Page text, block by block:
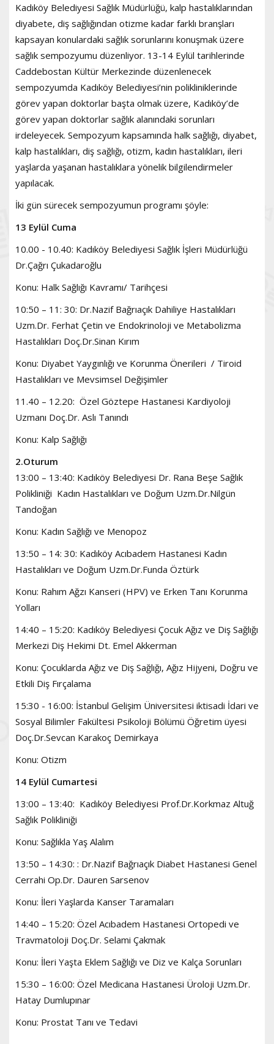
Kadıköy Belediyesi Sağlık Müdürlüğü, kalp hastalıklarından
diyabete, diş sağlığından otizme kadar farklı branşları
kapsayan konulardaki sağlık sorunlarını konuşmak üzere
sağlık sempozyumu düzenliyor. 13-14 Eylül tarihlerinde
Caddebostan Kültür Merkezinde düzenlenecek
sempozyumda Kadıköy Belediyesi’nin polikliniklerinde
görev yapan doktorlar başta olmak üzere, Kadıköy’de
görev yapan doktorlar sağlık alanındaki sorunları
irdeleyecek. Sempozyum kapsamında halk sağlığı, diyabet,
kalp hastalıkları, diş sağlığı, otizm, kadın hastalıkları, ileri
yaşlarda yaşanan hastalıklara yönelik bilgilendirmeler
yapılacak.
İki gün sürecek sempozyumun programı şöyle:
13 Eylül Cuma
10.00 - 10.40: Kadıköy Belediyesi Sağlık İşleri Müdürlüğü
Dr.Çağrı Çukadaroğlu
Konu: Halk Sağlığı Kavramı/ Tarihçesi
10:50 – 11: 30: Dr.Nazif Bağrıaçık Dahiliye Hastalıkları
Uzm.Dr. Ferhat Çetin ve Endokrinoloji ve Metabolizma
Hastalıkları Doç.Dr.Sinan Kırım
Konu: Diyabet Yaygınlığı ve Korunma Önerileri / Tiroid
Hastalıkları ve Mevsimsel Değişimler
11.40 – 12.20: Özel Göztepe Hastanesi Kardiyoloji
Uzmanı Doç.Dr. Aslı Tanındı
Konu: Kalp Sağlığı
2.Oturum
13:00 – 13:40: Kadıköy Belediyesi Dr. Rana Beşe Sağlık
Polikliniği Kadın Hastalıkları ve Doğum Uzm.Dr.Nilgün
Tandoğan
Konu: Kadın Sağlığı ve Menopoz
13:50 – 14: 30: Kadıköy Acıbadem Hastanesi Kadın
Hastalıkları ve Doğum Uzm.Dr.Funda Öztürk
Konu: Rahım Ağzı Kanseri (HPV) ve Erken Tanı Korunma
Yolları
14:40 – 15:20: Kadıköy Belediyesi Çocuk Ağız ve Diş Sağlığı
Merkezi Diş Hekimi Dt. Emel Akkerman
Konu: Çocuklarda Ağız ve Diş Sağlığı, Ağız Hijyeni, Doğru ve
Etkili Diş Fırçalama
15:30 - 16:00: İstanbul Gelişim Üniversitesi iktisadi İdari ve
Sosyal Bilimler Fakültesi Psikoloji Bölümü Öğretim üyesi
Doç.Dr.Sevcan Karakoç Demirkaya
Konu: Otizm
14 Eylül Cumartesi
13:00 – 13:40: Kadıköy Belediyesi Prof.Dr.Korkmaz Altuğ
Sağlık Polikliniği
Konu: Sağlıkla Yaş Alalım
13:50 – 14:30: : Dr.Nazif Bağrıaçık Diabet Hastanesi Genel
Cerrahi Op.Dr. Dauren Sarsenov
Konu: İleri Yaşlarda Kanser Taramaları
14:40 – 15:20: Özel Acıbadem Hastanesi Ortopedi ve
Travmatoloji Doç.Dr. Selami Çakmak
Konu: İleri Yaşta Eklem Sağlığı ve Diz ve Kalça Sorunları
15:30 – 16:00: Özel Medicana Hastanesi Üroloji Uzm.Dr.
Hatay Dumlupınar
Konu: Prostat Tanı ve Tedavi